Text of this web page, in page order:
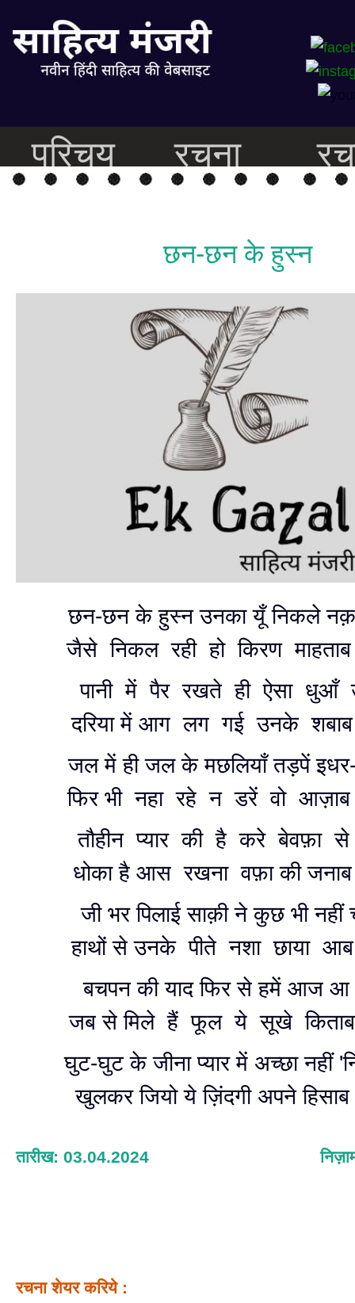
परिचय रचना
छन-छन के हुस्न
छन-छन के हुस्न उनका यूँ निकले
जैसे निकल रही हो किरण
पानी में पैर रखते ही ऐसा धुआँ
दरिया में आग लग गई उनके
जल में ही जल के मछलियाँ तड़पें
फिर भी नहा रहे न डरें वो
तौहीन प्यार की है करे बेवफ़ा
धोका है आस रखना वफ़ा की
जी भर पिलाई साक़ी ने कुछ भी नहीं
हाथों से उनके पीते नशा छाया
बचपन की याद फिर से हमें आज आ
जब से मिले हैं फूल ये सूखे
घुट-घुट के जीना प्यार में अच्छा नहीं
खुलकर जियो ये ज़िंदगी अपने
तारीख: 03.04.2024
रचना शेयर करिये :